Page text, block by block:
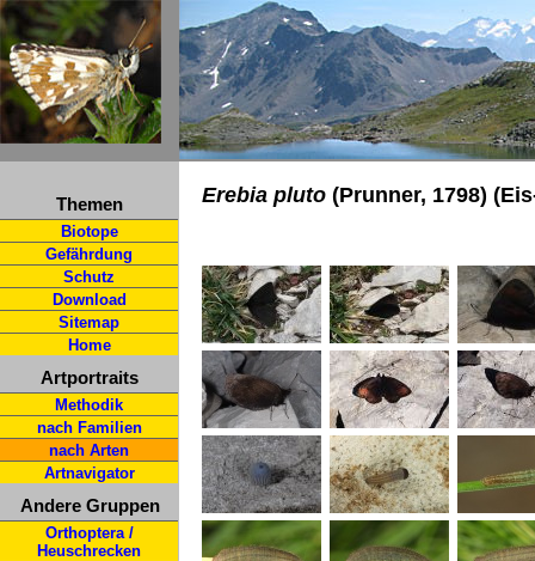
Themen
Biotope
Gefährdung
Schutz
Download
Sitemap
Home
Artportraits
Methodik
nach Familien
nach Arten
Artnavigator
Andere Gruppen
Orthoptera /
Heuschrecken
Erebia pluto (Prunner, 1798)